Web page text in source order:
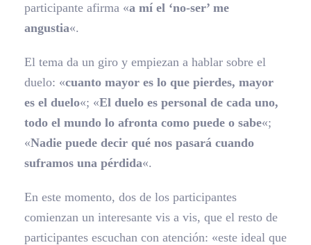
participante afirma «a mí el ‘no-ser’ me
angustia«.
El tema da un giro y empiezan a hablar sobre el
duelo: «cuanto mayor es lo que pierdes, mayor
es el duelo«; «El duelo es personal de cada uno,
todo el mundo lo afronta como puede o sabe«;
«Nadie puede decir qué nos pasará cuando
suframos una pérdida«.
En este momento, dos de los participantes
comienzan un interesante vis a vis, que el resto de
participantes escuchan con atención: «este ideal que